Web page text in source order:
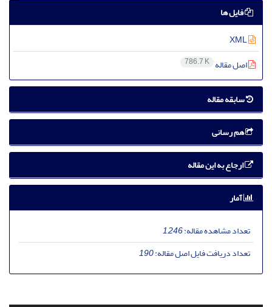
فایل ها
اصل مقاله 786.7 K
سابقه مقاله
هم رسانی
ارجاع به این مقاله
آمار
تعداد مشاهده مقاله:1,246
تعداد دریافت فایل اصل مقاله:190